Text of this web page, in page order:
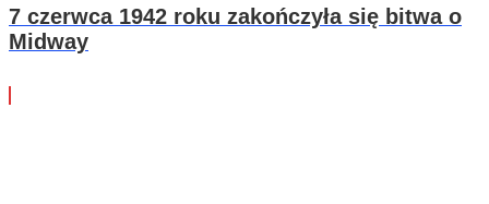
7 czerwca 1942 roku zakończyła się bitwa o
Midway